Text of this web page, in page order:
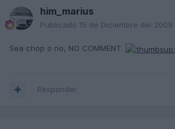
him_marius
Publicado 15 de Diciembre del 2009
Sea chop o no, NO COMMENT.
Responder